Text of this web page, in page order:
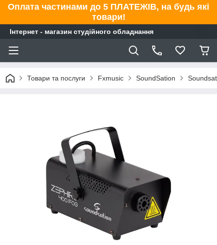
Оплата частинами до 5 ПЛАТЕЖІВ, на будь які
товари!
Інтернет - магазин студійного обладнання
Товари та послуги Fxmusic SoundSation